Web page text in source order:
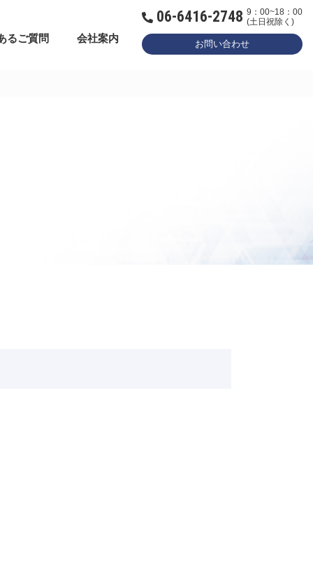
るご質問 会社案内
06-6416-2748 9：00~18：00
(土日祝除く)
お問い合わせ